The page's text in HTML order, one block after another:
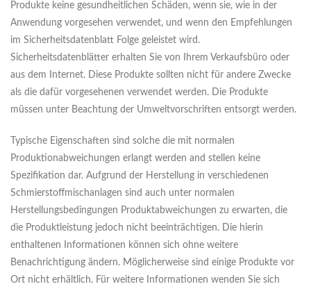
Produkte keine gesundheitlichen Schäden, wenn sie, wie in der
Anwendung vorgesehen verwendet, und wenn den Empfehlungen
im Sicherheitsdatenblatt Folge geleistet wird.
Sicherheitsdatenblätter erhalten Sie von Ihrem Verkaufsbüro oder
aus dem Internet. Diese Produkte sollten nicht für andere Zwecke
als die dafür vorgesehenen verwendet werden. Die Produkte
müssen unter Beachtung der Umweltvorschriften entsorgt werden.
Typische Eigenschaften sind solche die mit normalen
Produktionabweichungen erlangt werden and stellen keine
Spezifikation dar. Aufgrund der Herstellung in verschiedenen
Schmierstoffmischanlagen sind auch unter normalen
Herstellungsbedingungen Produktabweichungen zu erwarten, die
die Produktleistung jedoch nicht beeinträchtigen. Die hierin
enthaltenen Informationen können sich ohne weitere
Benachrichtigung ändern. Möglicherweise sind einige Produkte vor
Ort nicht erhältlich. Für weitere Informationen wenden Sie sich